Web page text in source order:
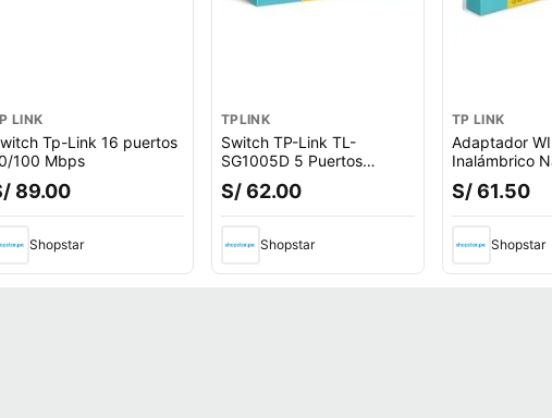
LINK
Tp-Link 16 puertos
100 Mbps
89.00
Shopstar
TPLINK
Switch TP-Link TL-
SG1005D 5 Puertos
GIGABIT 10/100/1000
MBPS
S/ 62.00
Shopstar
TP LINK
Adaptador
Inalámbrico
150 Mbps Tl-
S/ 61.50
Shopstar